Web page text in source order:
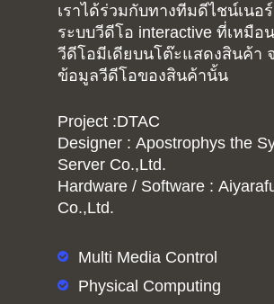
เราได้ร่วมกับทางทีมดีไชน์เนอ
ระบบวีดีโอ interactive ที่เหมือ
วีดีโอมีเดียบนโต๊ะแสดงสินค้า
ข้อมูลวีดีโอของสินค้านั้น
Project :DTAC
Designer : Apostrophys the
Server Co.,Ltd.
Hardware / Software :
Co.,Ltd.
Multi Media Control
Physical Computing